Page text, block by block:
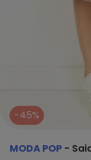
-45%
MODA POP -